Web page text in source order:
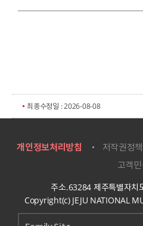
최종수정일 : 2026-08-08
개인정보처리방침 저작권정책
고객
주소.63284 제주특별자치
Copyright(c) JEJU NATIONAL